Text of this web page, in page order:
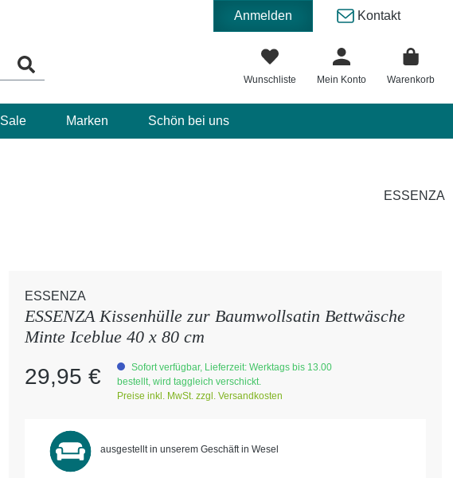
Anmelden Kontakt
Wunschliste Mein Konto Warenkorb
Sale Marken Schön bei uns
ESSENZA
ESSENZA
ESSENZA Kissenhülle zur Baumwollsatin Bettwäsche
Minte Iceblue 40 x 80 cm
Regulärer Preis:
29,95 €
Sofort verfügbar, Lieferzeit: Werktags bis 13.00
bestellt, wird taggleich verschickt.
Preise inkl. MwSt. zzgl. Versandkosten
ausgestellt in unserem Geschäft in Wesel